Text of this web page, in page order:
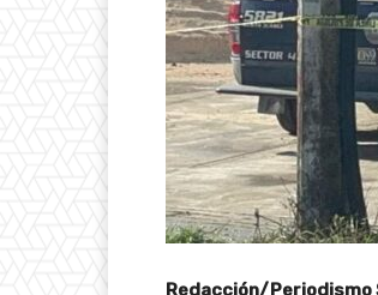
Redacción/Periodismo